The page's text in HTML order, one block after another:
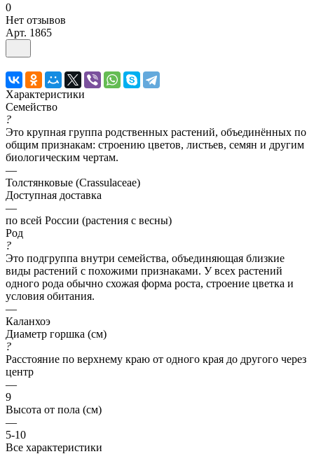
0
Нет отзывов
Арт. 1865
Характеристики
Семейство
?
Это крупная группа родственных растений, объединённых по
общим признакам: строению цветов, листьев, семян и другим
биологическим чертам.
—
Толстянковые (Crassulaceae)
Доступная доставка
—
по всей России (растения с весны)
Род
?
Это подгруппа внутри семейства, объединяющая близкие
виды растений с похожими признаками. У всех растений
одного рода обычно схожая форма роста, строение цветка и
условия обитания.
—
Каланхоэ
Диаметр горшка (см)
?
Расстояние по верхнему краю от одного края до другого через
центр
—
9
Высота от пола (см)
—
5-10
Все характеристики